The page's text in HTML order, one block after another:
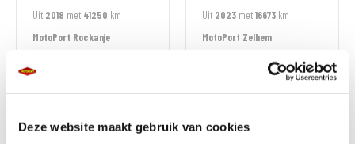
Deze website maakt gebruik van cookies
Uit 2018 met 41250 km
MotoPort Rockanje
Uit 2023 met16673 km
MotoPort Zelhem